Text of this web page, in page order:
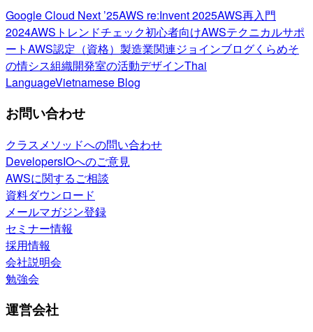
Google Cloud Next ’25AWS re:Invent 2025AWS再入門
2024AWSトレンドチェック初心者向けAWSテクニカルサポ
ートAWS認定（資格） 製造業関連ジョインブログくらめそ
の情シス組織開発室の活動デザインThai
LanguageVietnamese Blog
お問い合わせ
クラスメソッドへの問い合わせ
DevelopersIOへのご意見
AWSに関するご相談
資料ダウンロード
メールマガジン登録
セミナー情報
採用情報
会社説明会
勉強会
運営会社